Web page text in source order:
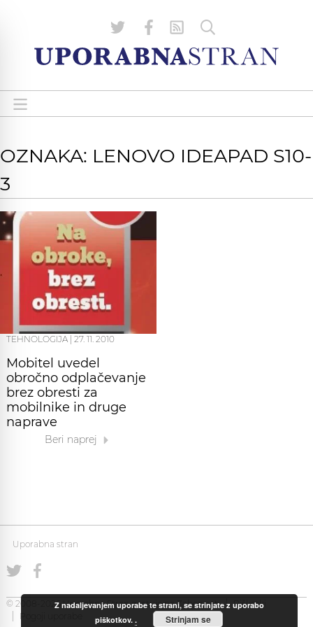
OZNAKA: LENOVO IDEAPAD S10-
3
TEHNOLOGIJA 27. 11. 2010
Mobitel uvedel
obročno odplačevanje
brez obresti za
mobilnike in druge
naprave
Beri naprej
Uporabna stran
© 2008-2026 Uporabna Stran gostuje naZabec.net
Piškotki
Pogoji uporabe
Z nadaljevanjem uporabe te strani, se strinjate z uporabo
piškotkov.. Strinjam se